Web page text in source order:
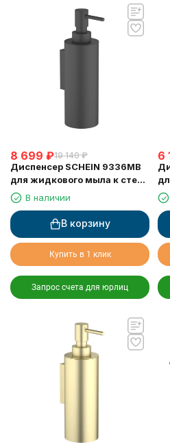
8 699 ₽19 140 ₽
Диспенсер SCHEIN 9336MB
для жидкового мыла к стене
черныйВ наличии
В корзину
Купить в 1 клик
Запрос счета для юрлиц
6